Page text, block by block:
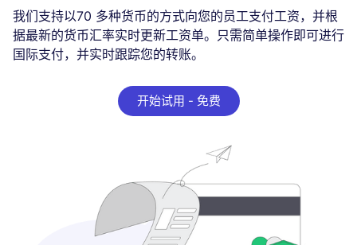
我们支持以70 多种货币的方式向您的员工支付工资，并根
据最新的货币汇率实时更新工资单。只需简单操作即可进行
国际支付，并实时跟踪您的转账。
开始试用 - 免费